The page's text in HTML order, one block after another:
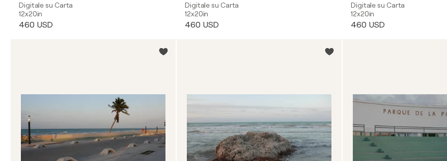
Digitale su Carta
12x20in
460 USD
Digitale su Carta
12x20in
460 USD
Digitale su Carta
12x20in
460 USD